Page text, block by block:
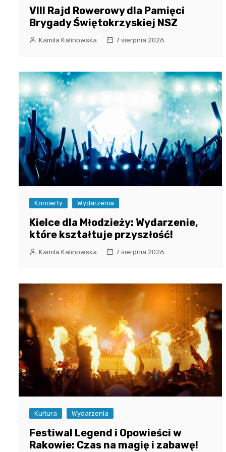
VIII Rajd Rowerowy dla Pamięci
Brygady Świętokrzyskiej NSZ
Kamila Kalinowska 7 sierpnia 2026
Koncerty Wydarzenia
Kielce dla Młodzieży: Wydarzenie,
które kształtuje przyszłość!
Kamila Kalinowska 7 sierpnia 2026
Kultura Wydarzenia
Festiwal Legend i Opowieści w
Rakowie: Czas na magię i zabawę!